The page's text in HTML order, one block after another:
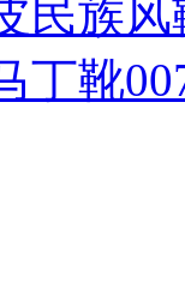
民族
丁靴